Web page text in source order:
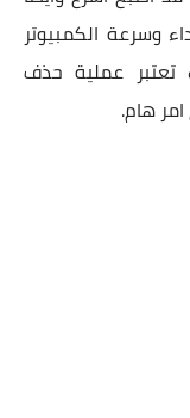
وسرعة الكمبيوتر
تعتبر عملية حذف
هام.